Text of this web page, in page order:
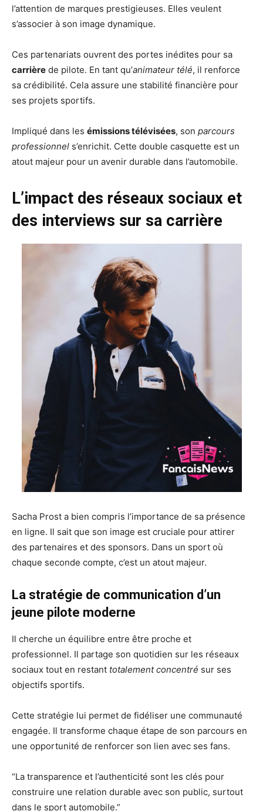
l’attention de marques prestigieuses. Elles veulent
s’associer à son image dynamique.
Ces partenariats ouvrent des portes inédites pour sa
carrière de pilote. En tant qu’animateur télé, il renforce
sa crédibilité. Cela assure une stabilité financière pour
ses projets sportifs.
Impliqué dans les émissions télévisées, son parcours
professionnel s’enrichit. Cette double casquette est un
atout majeur pour un avenir durable dans l’automobile.
L’impact des réseaux sociaux et
des interviews sur sa carrière
Sacha Prost a bien compris l’importance de sa présence
en ligne. Il sait que son image est cruciale pour attirer
des partenaires et des sponsors. Dans un sport où
chaque seconde compte, c’est un atout majeur.
La stratégie de communication d’un
jeune pilote moderne
Il cherche un équilibre entre être proche et
professionnel. Il partage son quotidien sur les réseaux
sociaux tout en restant totalement concentré sur ses
objectifs sportifs.
Cette stratégie lui permet de fidéliser une communauté
engagée. Il transforme chaque étape de son parcours en
une opportunité de renforcer son lien avec ses fans.
“La transparence et l’authenticité sont les clés pour
construire une relation durable avec son public, surtout
dans le sport automobile.”